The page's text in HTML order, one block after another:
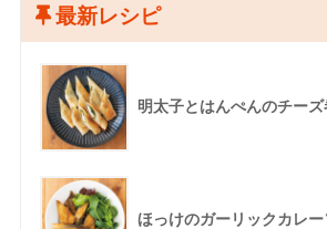
最新レシピ
明太子とはんぺんのチーズ
ほっけのガーリックカレ